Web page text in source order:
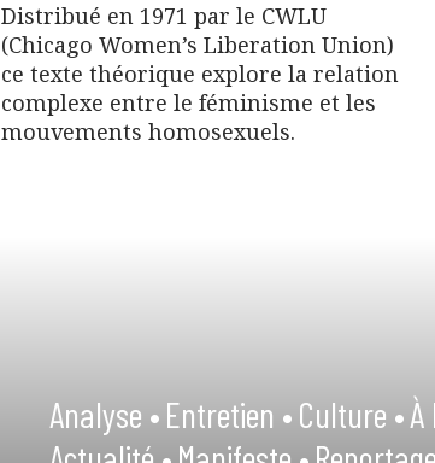
Distribué en 1971 par le CWLU
(Chicago Women’s Liberation Union)
ce texte théorique explore la relation
complexe entre le féminisme et les
mouvements homosexuels.
Analyse •Entretien •Culture •